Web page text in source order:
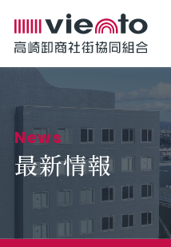
News
最新情報